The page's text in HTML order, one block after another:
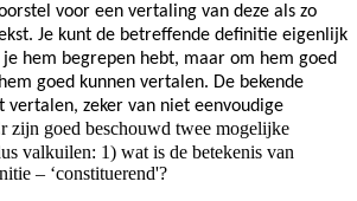
voor een vertaling van deze als zo
Je kunt de betreffende definitie eigenlijk
hem begrepen hebt, maar om hem goed
goed kunnen vertalen. De bekende
vertalen, zeker van niet eenvoudige
zijn goed beschouwd twee mogelijke
valkuilen: 1) wat is de betekenis van
– ‘constituerend'?